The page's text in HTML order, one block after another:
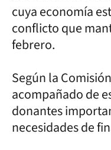
cuya economía
conflicto que
febrero.
Según la
acompañado de
donantes
necesidades de